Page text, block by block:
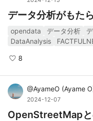
データ分析がもた
opendata データ分析
DataAnalysis
8
@AyameO (Ayame O
2024-12-07
OpenStreetMapと